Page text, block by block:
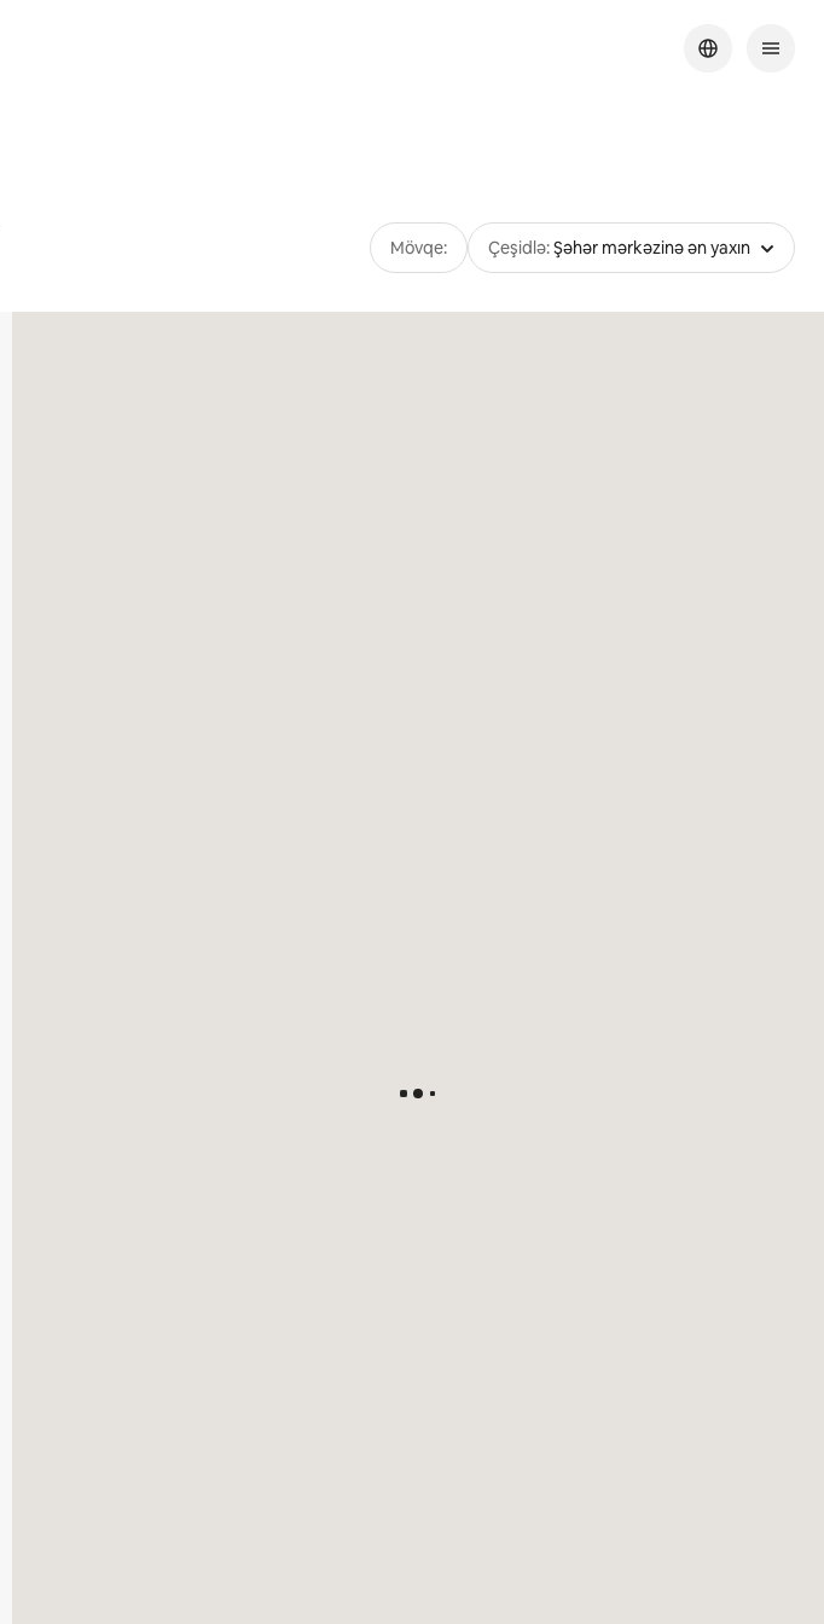
Mövqe: Çeşidlə:Şəhər mərkəzinə ən yaxın